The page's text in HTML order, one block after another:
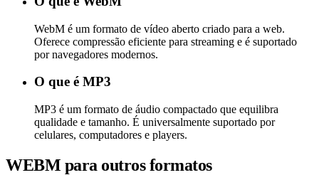
WebM é um formato de vídeo aberto criado para a web.
Oferece compressão eficiente para streaming e é suportado
por navegadores modernos.
O que é MP3
MP3 é um formato de áudio compactado que equilibra
qualidade e tamanho. É universalmente suportado por
celulares, computadores e players.
WEBM para outros formatos